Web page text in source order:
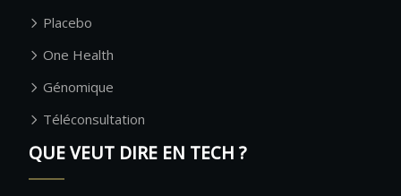
Placebo
One Health
Génomique
Téléconsultation
QUE VEUT DIRE EN TECH ?